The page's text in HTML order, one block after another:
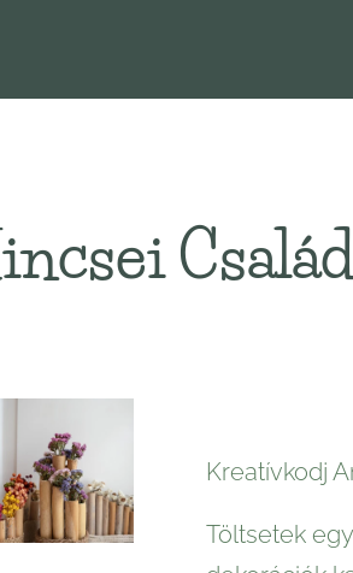
Kreatívkodj
Töltsetek